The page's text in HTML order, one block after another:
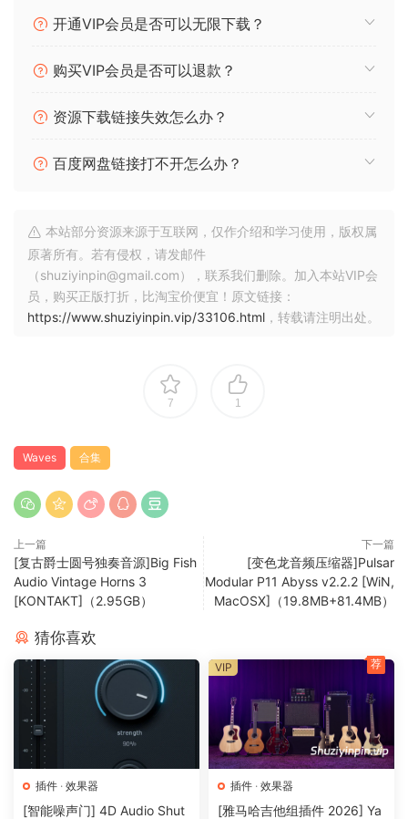
开通VIP会员是否可以无限下载？
购买VIP会员是否可以退款？
资源下载链接失效怎么办？
百度网盘链接打不开怎么办？
本站部分资源来源于互联网，仅作介绍和学习使用，版权属
原著所有。若有侵权，请发邮件
（shuziyinpin@gmail.com），联系我们删除。加入本站VIP会
员，购买正版打折，比淘宝价便宜！原文链接：
https://www.shuziyinpin.vip/33106.html ，转载请注明出处。
7 1
Waves 合集
上一篇
[复古爵士圆号独奏音源]Big Fish
Audio Vintage Horns 3
[KONTAKT]（2.95GB）
下一篇
[变色龙音频压缩器]Pulsar
Modular P11 Abyss v2.2.2 [WiN,
MacOSX]（19.8MB+81.4MB）
猜你喜欢
插件 · 效果器
[智能噪声门] 4D Audio Shut
插件 · 效果器
[雅马哈吉他组插件 2026] Ya
VIP 荐